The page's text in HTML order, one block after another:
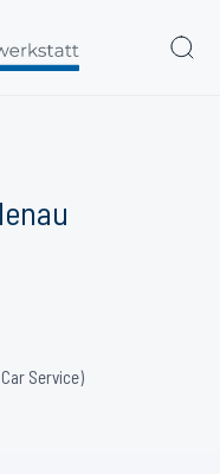
Car Service)